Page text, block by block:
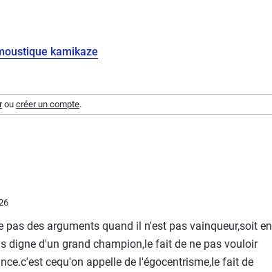
kamikaze
ou créer un compte.
pas des arguments quand il n'est pas vainqueur,soit en
digne d'un grand champion,le fait de ne pas vouloir
cequ'on appelle de l'égocentrisme,le fait de